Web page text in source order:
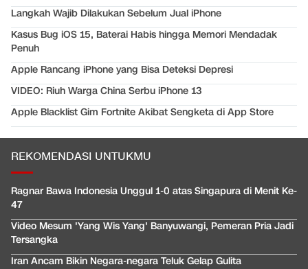
Langkah Wajib Dilakukan Sebelum Jual iPhone
Kasus Bug iOS 15, Baterai Habis hingga Memori Mendadak
Penuh
Apple Rancang iPhone yang Bisa Deteksi Depresi
VIDEO: Riuh Warga China Serbu iPhone 13
Apple Blacklist Gim Fortnite Akibat Sengketa di App Store
REKOMENDASI UNTUKMU
Ragnar Bawa Indonesia Unggul 1-0 atas Singapura di Menit Ke-
47
Video Mesum 'Yang Wis Yang' Banyuwangi, Pemeran Pria Jadi
Tersangka
Iran Ancam Bikin Negara-negara Teluk Gelap Gulita